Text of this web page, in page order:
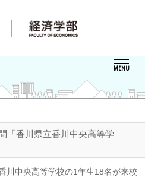
MENU
「香川県立香川中央高等学
川中央高等学校の1年生18名が来校